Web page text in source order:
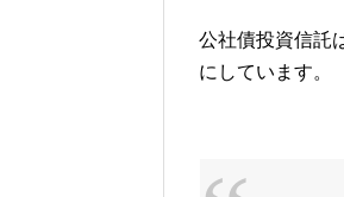
公社債投資信託
にしています。